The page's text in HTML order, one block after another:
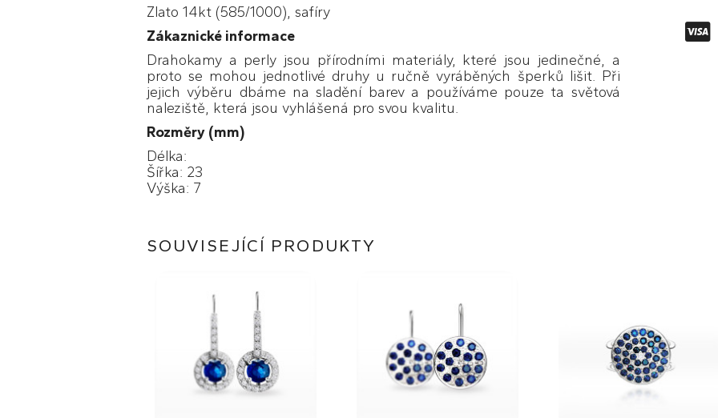
Zlato 14kt (585/1000), safíry
Zákaznické informace
Drahokamy a perly jsou přírodními materiály, které jsou jedinečné, a
proto se mohou jednotlivé druhy u ručně vyráběných šperků lišit. Při
jejich výběru dbáme na sladění barev a používáme pouze ta světová
naleziště, která jsou vyhlášená pro svou kvalitu.
Rozměry (mm)
Délka:
Šířka: 23
Výška: 7
SOUVISEJÍCÍ PRODUKTY